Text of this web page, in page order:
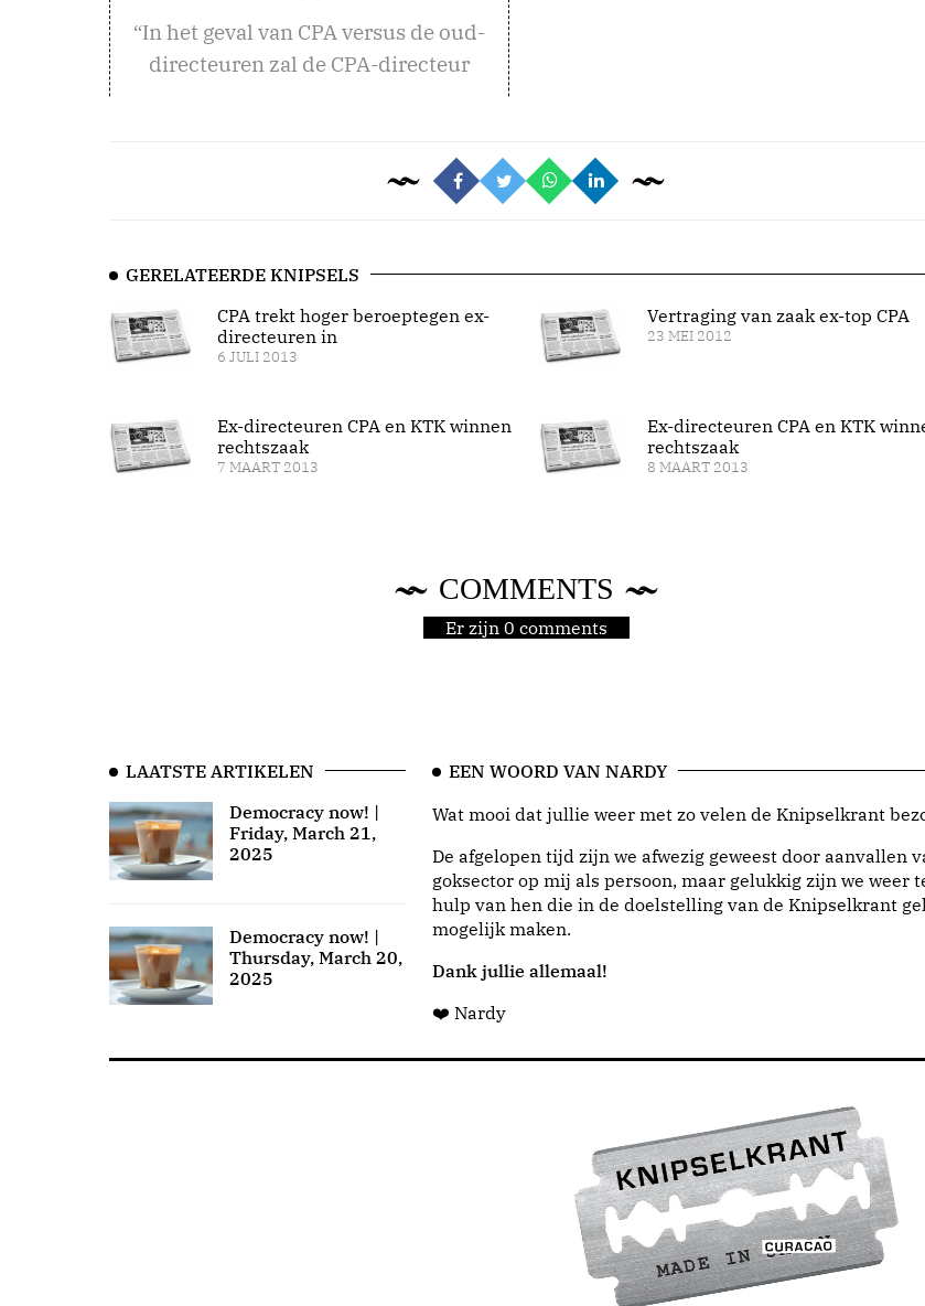
“In het geval van CPA versus de oud-
directeuren zal de CPA-directeur
GERELATEERDE KNIPSELS
CPA trekt hoger beroeptegen ex-
directeuren in
6 JULI 2013
Ex-directeuren CPA en KTK winnen
rechtszaak
7 MAART 2013
Vertraging van zaak ex-top CPA
23 MEI 2012
Ex-directeuren CPA en KTK
rechtszaak
8 MAART 2013
COMMENTS
Er zijn 0 comments
LAATSTE ARTIKELEN
Democracy now! |
Friday, March 21,
2025
Democracy now! |
Thursday, March 20,
2025
EEN WOORD VAN NARDY
Wat mooi dat jullie weer met zo velen de Knipselkrant
De afgelopen tijd zijn we afwezig geweest door aanvallen
goksector op mij als persoon, maar gelukkig zijn we weer
hulp van hen die in de doelstelling van de Knipselkrant
mogelijk maken.
Dank jullie allemaal!
❤️ Nardy